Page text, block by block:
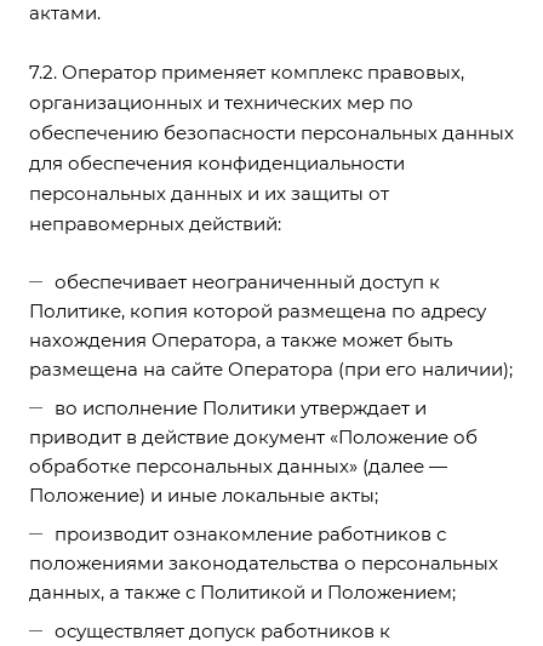
актами.
7.2. Оператор применяет комплекс правовых,
организационных и технических мер по
обеспечению безопасности персональных данных
для обеспечения конфиденциальности
персональных данных и их защиты от
неправомерных действий:
обеспечивает неограниченный доступ к
Политике, копия которой размещена по адресу
нахождения Оператора, а также может быть
размещена на сайте Оператора (при его наличии);
во исполнение Политики утверждает и
приводит в действие документ «Положение об
обработке персональных данных» (далее —
Положение) и иные локальные акты;
производит ознакомление работников с
положениями законодательства о персональных
данных, а также с Политикой и Положением;
осуществляет допуск работников к